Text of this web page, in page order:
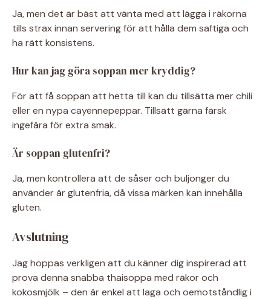
Ja, men det är bäst att vänta med att lägga i räkorna
tills strax innan servering för att hålla dem saftiga och
ha rätt konsistens.
Hur kan jag göra soppan mer kryddig?
För att få soppan att hetta till kan du tillsätta mer chili
eller en nypa cayennepeppar. Tillsätt gärna färsk
ingefära för extra smak.
Är soppan glutenfri?
Ja, men kontrollera att de såser och buljonger du
använder är glutenfria, då vissa märken kan innehålla
gluten.
Avslutning
Jag hoppas verkligen att du känner dig inspirerad att
prova denna snabba thaisoppa med räkor och
kokosmjölk – den är enkel att laga och oemotståndlig i